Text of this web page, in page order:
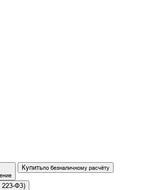
Купитьпо безналичному расчёту
223-Ф3)